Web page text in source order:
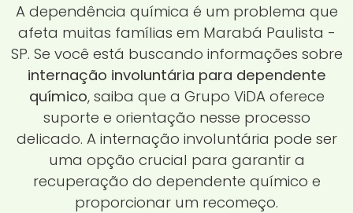
A dependência química é um problema que
afeta muitas famílias em Marabá Paulista -
SP. Se você está buscando informações sobre
internação involuntária para dependente
químico, saiba que a Grupo ViDA oferece
suporte e orientação nesse processo
delicado. A internação involuntária pode ser
uma opção crucial para garantir a
recuperação do dependente químico e
proporcionar um recomeço.